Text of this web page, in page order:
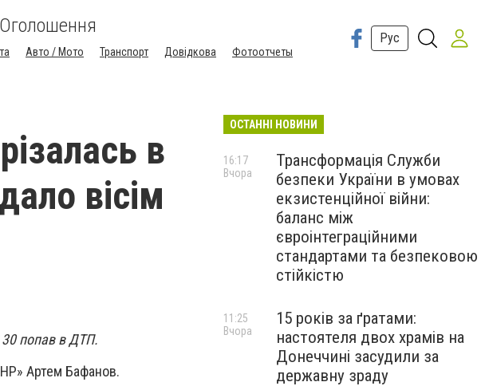
Оголошення
Авто / Мото Транспорт Довідкова Фотоотчеты
Рус
в
вісім
30 попав в ДТП.
Артем Бафанов.
ОСТАННІ НОВИНИ
Трансформація Служби
безпеки України в умовах
екзистенційної війни:
баланс між
євроінтеграційними
стандартами та безпековою
стійкістю
16:17
Вчора
15 років за ґратами:
настоятеля двох храмів на
Донеччині засудили за
державну зраду
11:25
Вчора